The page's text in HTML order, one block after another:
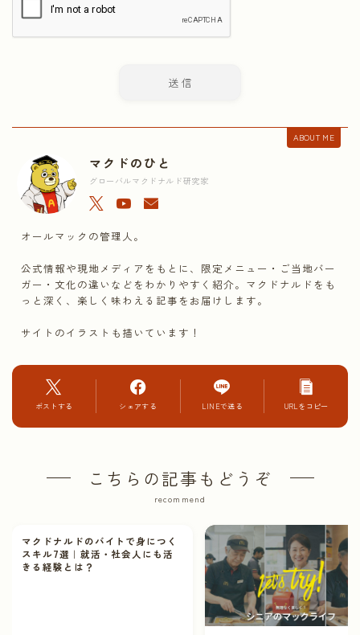
ABOUT ME
マクドのひと
グローバルマクドナルド研究家
オールマックの管理人。
公式情報や現地メディアをもとに、限定メニュー・ご当地バー
ガー・文化の違いなどをわかりやすく紹介。マクドナルドをも
っと深く、楽しく味わえる記事をお届けします。
サイトのイラストも描いています！
ポストする シェアする LINEで送る URLをコピー
こちらの記事もどうぞ
recommend
マクドナルドのバイトで身につく
スキル7選｜就活・社会人にも活
きる経験とは？